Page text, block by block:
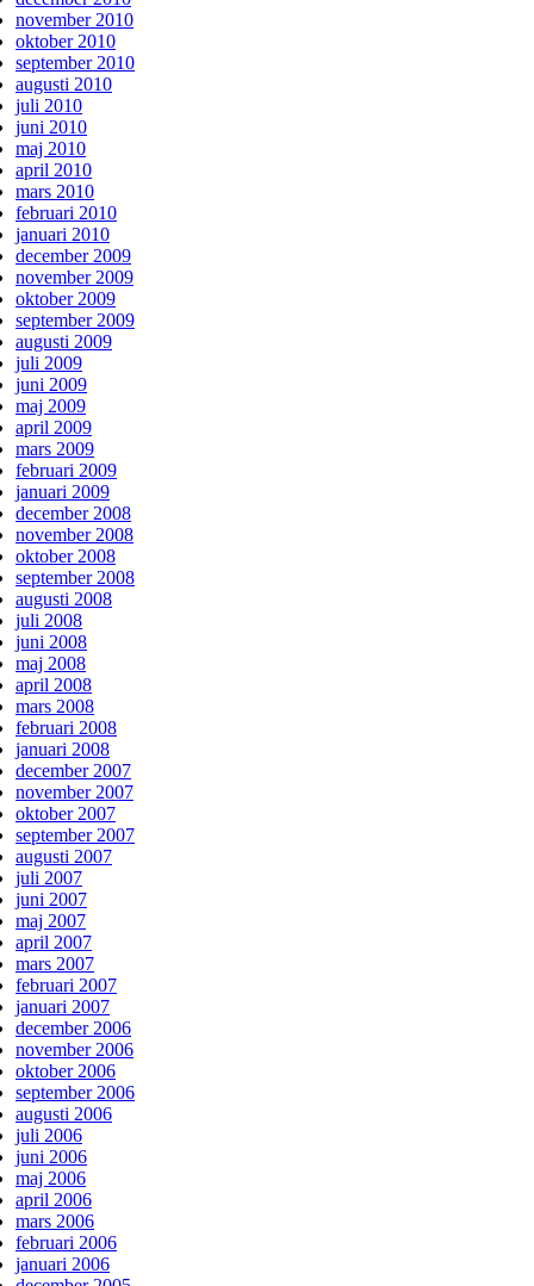
november 2010
oktober 2010
september 2010
augusti 2010
juli 2010
juni 2010
maj 2010
april 2010
mars 2010
februari 2010
januari 2010
december 2009
november 2009
oktober 2009
september 2009
augusti 2009
juli 2009
juni 2009
maj 2009
april 2009
mars 2009
februari 2009
januari 2009
december 2008
november 2008
oktober 2008
september 2008
augusti 2008
juli 2008
juni 2008
maj 2008
april 2008
mars 2008
februari 2008
januari 2008
december 2007
november 2007
oktober 2007
september 2007
augusti 2007
juli 2007
juni 2007
maj 2007
april 2007
mars 2007
februari 2007
januari 2007
december 2006
november 2006
oktober 2006
september 2006
augusti 2006
juli 2006
juni 2006
maj 2006
april 2006
mars 2006
februari 2006
januari 2006